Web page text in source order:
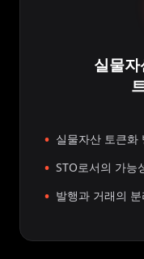
실물
실물자산 토큰화
STO로서의 가능
발행과 거래의